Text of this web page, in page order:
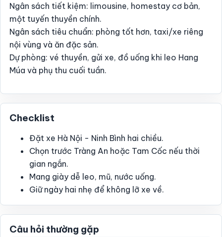
Ngân sách tiết kiệm: limousine, homestay cơ bản,
một tuyến thuyền chính.
Ngân sách tiêu chuẩn: phòng tốt hơn, taxi/xe riêng
nội vùng và ăn đặc sản.
Dự phòng: vé thuyền, gửi xe, đồ uống khi leo Hang
Múa và phụ thu cuối tuần.
Checklist
Đặt xe Hà Nội - Ninh Bình hai chiều.
Chọn trước Tràng An hoặc Tam Cốc nếu thời
gian ngắn.
Mang giày dễ leo, mũ, nước uống.
Giữ ngày hai nhẹ để không lỡ xe về.
Câu hỏi thường gặp